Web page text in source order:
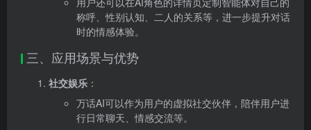
称呼、性别认知、二人的关系等，进一步提升对话
时的情感体验。
三、应用场景与优势
社交娱乐 ：
万话AI可以作为用户的虚拟社交伙伴，陪伴用户进
行日常聊天、情感交流等。